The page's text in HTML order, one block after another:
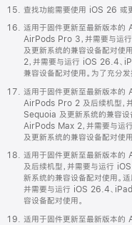
查找功能需要使用 iOS 26 或
适用于固件更新至最新版本
AirPods Pro 3，并需要与运
及更新系统的兼容设备配对使
2，并需要与运行 iOS 26.4
兼容设备配对使用。为了充分
适用于固件更新至最新版本
AirPods Pro 2 及后续机型，
Sequoia 及更新系统的兼容设
AirPods Max 2，并需要与
及更新系统的兼容设备配对使用
适用于固件更新至最新版本
及后续机型，并需要与运行
新系统的兼容设备配对使用。
并需要与运行 iOS 26.4、
容设备配对使用。
适用于固件更新至最新版本